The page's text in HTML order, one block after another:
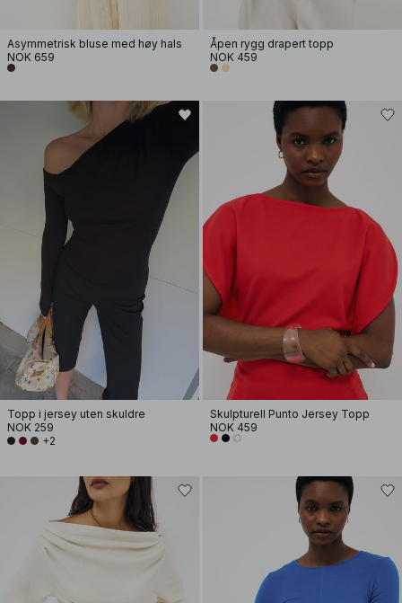
Asymmetrisk bluse med høy hals
NOK 659
Åpen rygg drapert topp
NOK 459
Topp i jersey uten skuldre
NOK 259
+2
Skulpturell Punto Jersey Topp
NOK 459